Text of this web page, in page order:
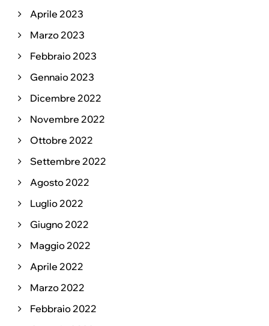
Aprile 2023
Marzo 2023
Febbraio 2023
Gennaio 2023
Dicembre 2022
Novembre 2022
Ottobre 2022
Settembre 2022
Agosto 2022
Luglio 2022
Giugno 2022
Maggio 2022
Aprile 2022
Marzo 2022
Febbraio 2022